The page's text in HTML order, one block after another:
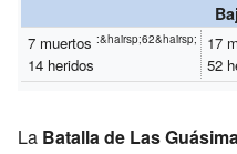
7 muertos :&hairsp;62&hairsp;
14 heridos
17
52
La Batalla de Las